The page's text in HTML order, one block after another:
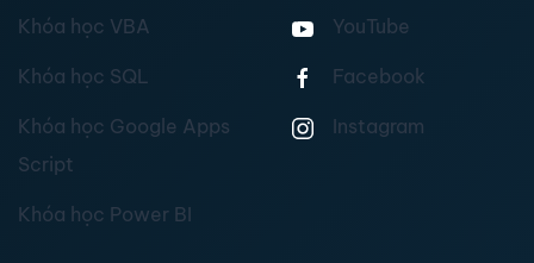
Khóa học VBA
Khóa học SQL
Khóa học Google Apps
Script
Khóa học Power BI
YouTube
Facebook
Instagram